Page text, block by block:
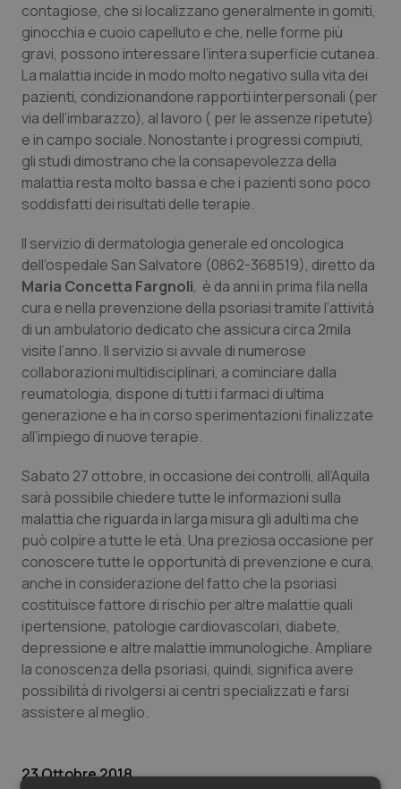
Piemonte
Provincia Autonoma di Bolzano
Provincia Autonoma di Trento
Puglia
Sardegna
Sicilia
Toscana
Umbria
Valle D’Aosta
Veneto
HIV
Infezioni & Febbre
Ipertensione & Scompenso
Malattie rare
Malattia di Crohn & Rettocolite Ulcerosa
Neuroscienze & patologie neurodegenerative
Obesità
Oftalmologia
Oncodermatologia
Oncoematologia
Oncologia & Nutrizione
Psoriasi & pelle
Quotidiano Cardiologia
Quotidiano Chirurgia
Quotidiano Oncologia
Quotidiano Pediatria
Rene & patologie urogenitali
contagiose, che si localizzano generalmente in gomiti,
ginocchia e cuoio capelluto e che, nelle forme più
gravi, possono interessare l’intera superficie cutanea.
La malattia incide in modo molto negativo sulla vita dei
pazienti, condizionandone rapporti interpersonali (per
via dell’imbarazzo), al lavoro ( per le assenze ripetute)
e in campo sociale. Nonostante i progressi compiuti,
gli studi dimostrano che la consapevolezza della
malattia resta molto bassa e che i pazienti sono poco
soddisfatti dei risultati delle terapie.
Il servizio di dermatologia generale ed oncologica
dell’ospedale San Salvatore (0862-368519), diretto da
Maria Concetta Fargnoli, è da anni in prima fila nella
cura e nella prevenzione della psoriasi tramite l’attività
di un ambulatorio dedicato che assicura circa 2mila
visite l’anno. Il servizio si avvale di numerose
collaborazioni multidisciplinari, a cominciare dalla
reumatologia, dispone di tutti i farmaci di ultima
generazione e ha in corso sperimentazioni finalizzate
all’impiego di nuove terapie.
Sabato 27 ottobre, in occasione dei controlli, all’Aquila
sarà possibile chiedere tutte le informazioni sulla
malattia che riguarda in larga misura gli adulti ma che
può colpire a tutte le età. Una preziosa occasione per
conoscere tutte le opportunità di prevenzione e cura,
anche in considerazione del fatto che la psoriasi
costituisce fattore di rischio per altre malattie quali
ipertensione, patologie cardiovascolari, diabete,
depressione e altre malattie immunologiche. Ampliare
la conoscenza della psoriasi, quindi, significa avere
possibilità di rivolgersi ai centri specializzati e farsi
assistere al meglio.
23 Ottobre 2018